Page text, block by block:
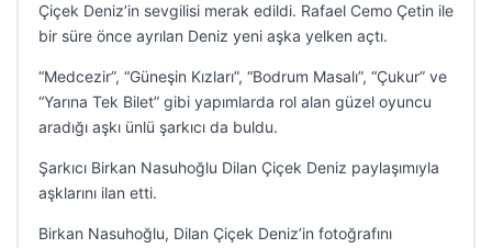
Çiçek Deniz’in sevgilisi merak edildi. Rafael Cemo Çetin ile
bir süre önce ayrılan Deniz yeni aşka yelken açtı.
“Medcezir”, “Güneşin Kızları”, “Bodrum Masalı”, “Çukur” ve
“Yarına Tek Bilet” gibi yapımlarda rol alan güzel oyuncu
aradığı aşkı ünlü şarkıcı da buldu.
Şarkıcı Birkan Nasuhoğlu Dilan Çiçek Deniz paylaşımıyla
aşklarını ilan etti.
Birkan Nasuhoğlu, Dilan Çiçek Deniz’in fotoğrafını